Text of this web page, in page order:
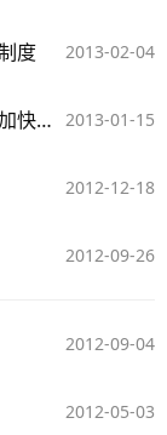
2013-02-04
度
2013-01-15
解读《山东省人民政府办公厅关于进一步加快林下经济发展的意见》
2012-12-18
2012-09-26
2012-09-04
2012-05-03